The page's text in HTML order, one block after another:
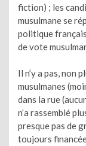
fiction) ; les
musulmane se
politique français
de vote
Il n’y a pas, non
musulmanes
dans la rue
n’a rassemblé
presque pas de
toujours